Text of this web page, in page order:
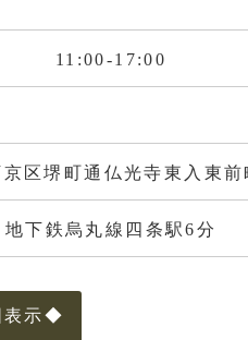
11:00-17:00
区堺町通仏光寺東入東
地下鉄烏丸線四条駅6分
示◆